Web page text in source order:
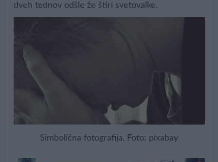
dveh tednov odšle že štiri svetovalke.
Simbolična fotografija. Foto: pixabay